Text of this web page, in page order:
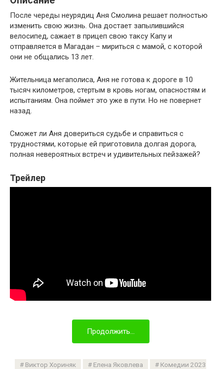
После череды неурядиц Аня Смолина решает полностью
изменить свою жизнь. Она достает запылившийся
велосипед, сажает в прицеп свою таксу Капу и
отправляется в Магадан – мириться с мамой, с которой
они не общались 13 лет.
Жительница мегаполиса, Аня не готова к дороге в 10
тысяч километров, стертым в кровь ногам, опасностям и
испытаниям. Она поймет это уже в пути. Но не повернет
назад.
Сможет ли Аня довериться судьбе и справиться с
трудностями, которые ей приготовила долгая дорога,
полная невероятных встреч и удивительных пейзажей?
Трейлер
Продолжить...
Виктор Хориняк Елена Яковлева Комедии 2023